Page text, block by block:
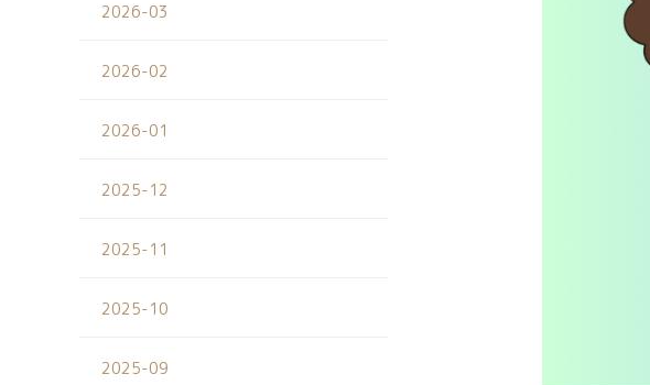
2026-03
2026-02
2026-01
2025-12
2025-11
2025-10
2025-09